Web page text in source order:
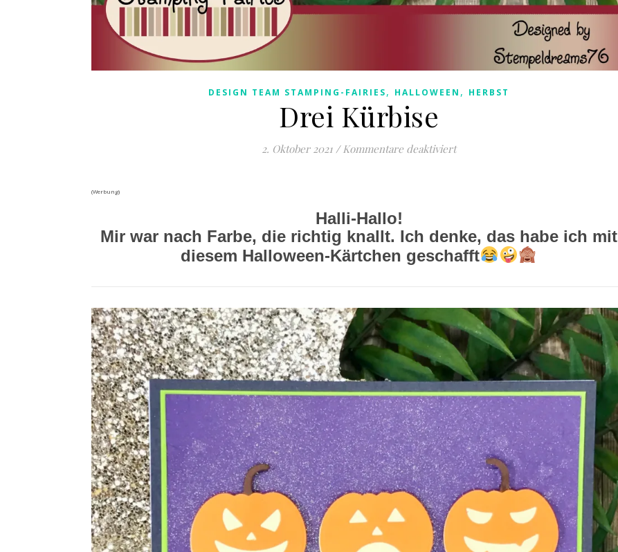
DESIGN TEAM STAMPING-FAIRIES, HALLOWEEN , HERBST
Drei Kürbise
2. Oktober 2021 / Kommentare deaktiviertfür Drei Kürbise
(Werbung)
Halli-Hallo!
Mir war nach Farbe, die richtig knallt. Ich denke, das habe ich mit
diesem Halloween-Kärtchen geschafft